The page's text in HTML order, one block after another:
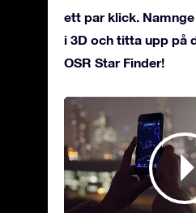
ett par klick.
i 3D och titta upp på
OSR Star Finder!